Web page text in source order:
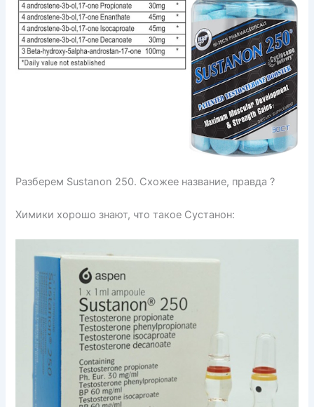
Разберем Sustanon 250. Схожее название, правда ?
Химики хорошо знают, что такое Сустанон: